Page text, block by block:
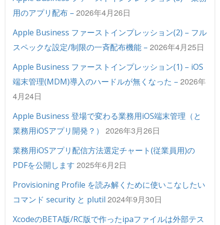
用のアプリ配布 – 2026年4月26日
Apple Business ファーストインプレッション(2) – フル
スペックな設定/制限の一斉配布機能 – 2026年4月25日
Apple Business ファーストインプレッション(1) – iOS
端末管理(MDM)導入のハードルが無くなった – 2026年
4月24日
Apple Business 登場で変わる業務用iOS端末管理（と
業務用iOSアプリ開発？）
2026年3月26日
業務用iOSアプリ配信方法選定チャート(従業員用)の
PDFを公開します 2025年6月2日
Provisioning Profile を読み解くために使いこなしたい
コマンド security と plutil 2024年9月30日
XcodeのBETA版/RC版で作ったipaファイルは外部テス